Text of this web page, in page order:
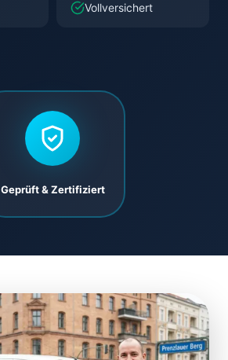
Vollversichert
Geprüft & Zertifiziert